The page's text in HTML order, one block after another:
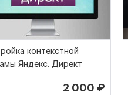
контекстной
Яндекс. Директ
2 000 ₽